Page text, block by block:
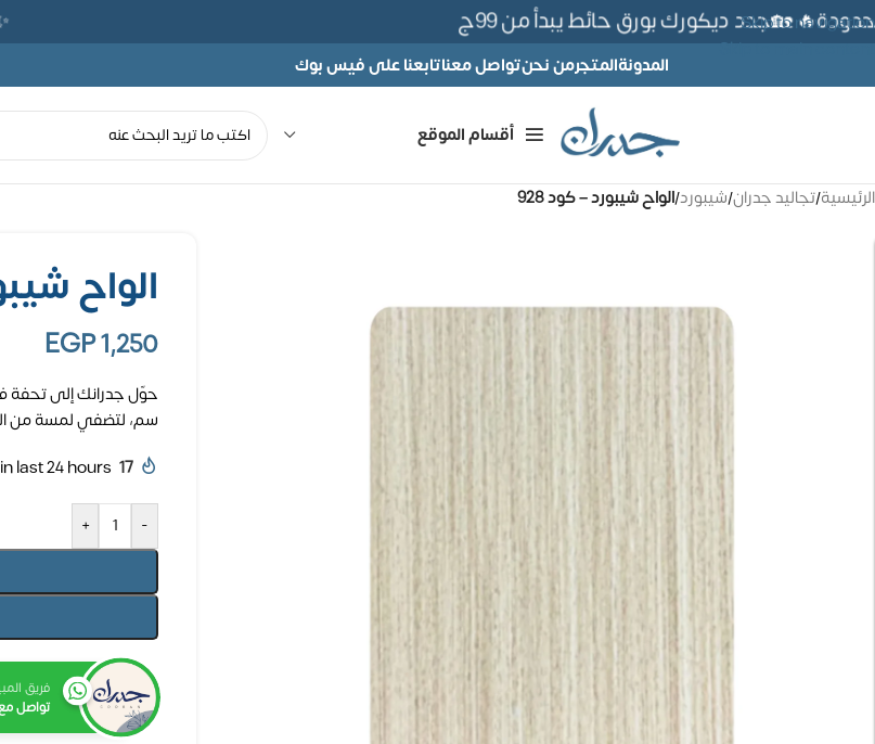
Skip to navigation
Skip to main content
✨ 🏡جدد ديكورك بورق حائط يبدأ من 99ج
المدونةالمتجرمن نحنتواصل معناتابعنا على فيس بوك
أقسام الموقع
الرئيسية/تجاليد جدران/شيبورد/الواح شيبورد – كود 928
الواح
EGP1,250
سم، لتضفي لمسة من
17
last 24 hours
-
+
فريق
تواصل